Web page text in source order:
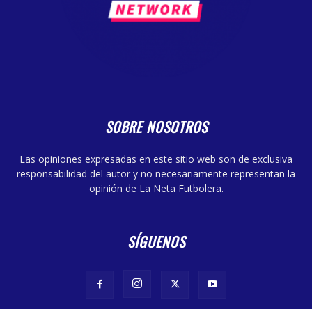
SOBRE NOSOTROS
Las opiniones expresadas en este sitio web son de exclusiva
responsabilidad del autor y no necesariamente representan la
opinión de La Neta Futbolera.
SÍGUENOS